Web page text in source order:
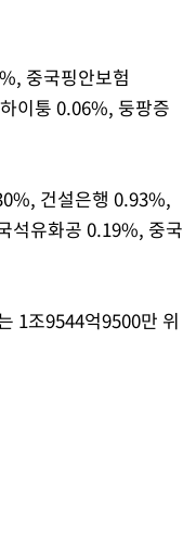
중국핑안보험
이퉁 0.06%, 둥팡증
건설은행 0.93%,
석유화공 0.19%, 중국
1조9544억9500만 위